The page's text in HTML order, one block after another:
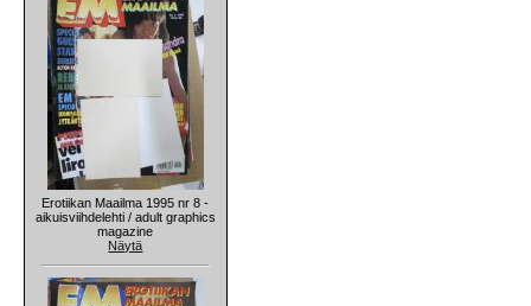
Erotiikan Maailma 1995 nr 8 -
aikuisviihdelehti / adult graphics
magazine
Näytä